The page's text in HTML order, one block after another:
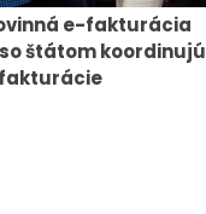
e-fakturácia
štátom koordinujú